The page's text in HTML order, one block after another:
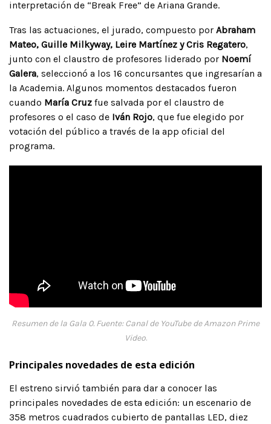
interpretación de “Break Free” de Ariana Grande.
Tras las actuaciones, el jurado, compuesto por Abraham
Mateo, Guille Milkyway, Leire Martínez y Cris Regatero,
junto con el claustro de profesores liderado por Noemí
Galera, seleccionó a los 16 concursantes que ingresarían a
la Academia. Algunos momentos destacados fueron
cuando María Cruz fue salvada por el claustro de
profesores o el caso de Iván Rojo, que fue elegido por
votación del público a través de la app oficial del
programa.
Resumen de la Gala 0. Fuente: Canal de YouTube de Amazon Prime
Video.
Principales novedades de esta edición
El estreno sirvió también para dar a conocer las
principales novedades de esta edición: un escenario de
358 metros cuadrados cubierto de pantallas LED, diez